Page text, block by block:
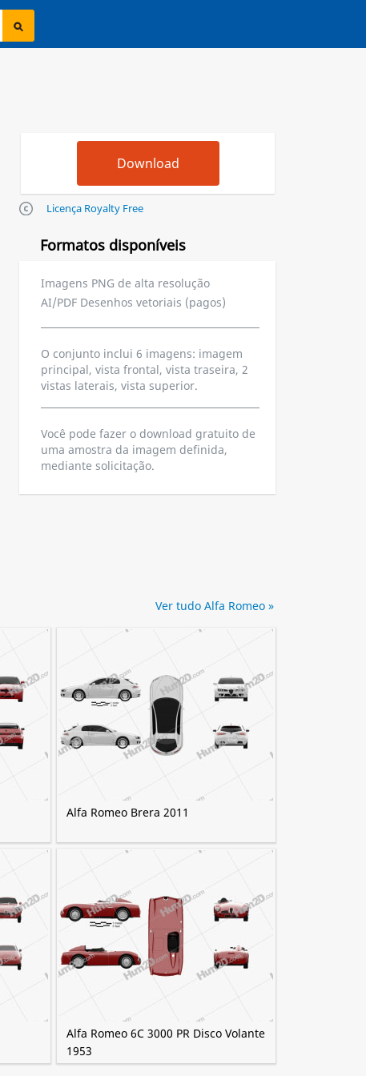
Licença Royalty Free
Formatos disponíveis
Imagens PNG de alta resolução
AI/PDF Desenhos vetoriais (pagos)
O conjunto inclui 6 imagens: imagem
principal, vista frontal, vista traseira, 2
vistas laterais, vista superior.
Você pode fazer o download gratuito de
uma amostra da imagem definida,
mediante solicitação.
Alfa Romeo Brera 2011
Alfa Romeo 6C 3000 PR Disco Volante
1953
Ver tudo Alfa Romeo »